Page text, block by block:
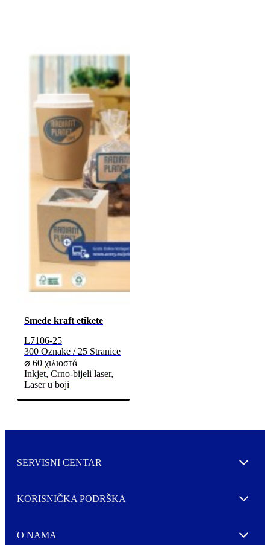
Smeđe kraft etikete
L7106-25
300 Oznake / 25 Stranice
⌀ 60 χιλιοστά
Inkjet, Crno-bijeli laser,
Laser u boji
SERVISNI CENTAR Expand
KORISNIČKA PODRŠKA Expand
O NAMA Expand